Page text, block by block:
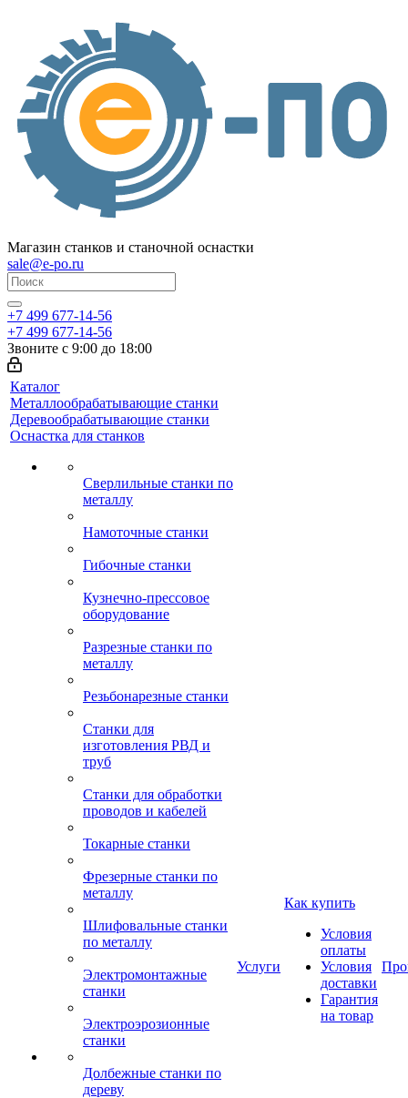
Магазин станков и станочной оснастки
sale@e-po.ru
+7 499 677-14-56
+7 499 677-14-56
Звоните с 9:00 до 18:00
Каталог
Металлообрабатывающие станки
Деревообрабатывающие станки
Оснастка для станков
Сверлильные станки по
металлу
Намоточные станки
Гибочные станки
Кузнечно-прессовое
оборудование
Разрезные станки по
металлу
Резьбонарезные станки
Станки для
изготовления РВД и
труб
Станки для обработки
проводов и кабелей
Токарные станки
Фрезерные станки по
металлу
Шлифовальные станки
по металлу
Электромонтажные
станки
Электроэрозионные
станки
Долбежные станки по
дереву
Услуги
Как купить
Условия
оплаты
Условия
доставки
Гарантия
на товар